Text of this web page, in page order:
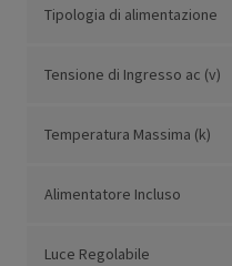
Tipologia di alimentazione
Tensione di Ingresso ac (v)
Temperatura Massima (k)
Alimentatore Incluso
Luce Regolabile